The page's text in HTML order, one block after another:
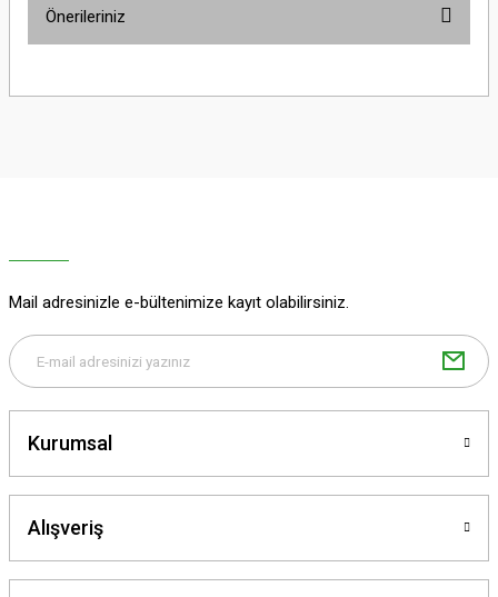
Önerileriniz
Bu ürüne benzer farklı alternatifler olmalı.
Mail adresinizle e-bültenimize kayıt olabilirsiniz.
Kurumsal
Alışveriş